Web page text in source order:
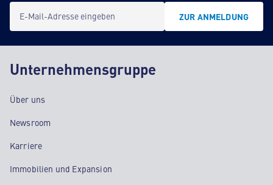
E-Mail-Adresse eingeben ZUR ANMELDUNG
Unternehmensgruppe
Über uns
Newsroom
Karriere
Immobilien und Expansion